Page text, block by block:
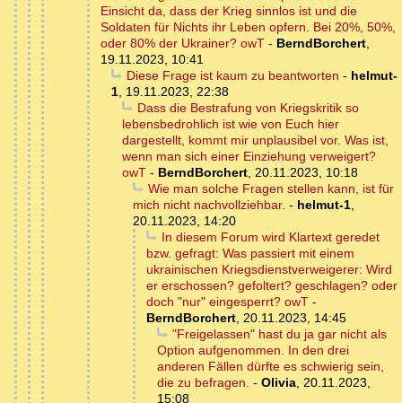
Einsicht da, dass der Krieg sinnlos ist und die
Soldaten für Nichts ihr Leben opfern. Bei 20%, 50%,
oder 80% der Ukrainer? owT - BerndBorchert,
19.11.2023, 10:41
Diese Frage ist kaum zu beantworten - helmut-
1, 19.11.2023, 22:38
Dass die Bestrafung von Kriegskritik so
lebensbedrohlich ist wie von Euch hier
dargestellt, kommt mir unplausibel vor. Was ist,
wenn man sich einer Einziehung verweigert?
owT - BerndBorchert, 20.11.2023, 10:18
Wie man solche Fragen stellen kann, ist für
mich nicht nachvollziehbar. - helmut-1,
20.11.2023, 14:20
In diesem Forum wird Klartext geredet
bzw. gefragt: Was passiert mit einem
ukrainischen Kriegsdienstverweigerer: Wird
er erschossen? gefoltert? geschlagen? oder
doch "nur" eingesperrt? owT -
BerndBorchert, 20.11.2023, 14:45
"Freigelassen" hast du ja gar nicht als
Option aufgenommen. In den drei
anderen Fällen dürfte es schwierig sein,
die zu befragen. - Olivia, 20.11.2023,
15:08